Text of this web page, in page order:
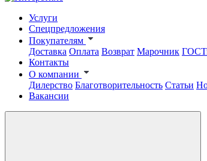
Услуги
Спецпредложения
Покупателям
Доставка Оплата Возврат Марочник
Контакты
О компании
Дилерство Благотворительность Статьи
Вакансии